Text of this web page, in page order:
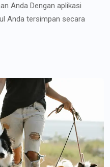
Anda Dengan aplikasi
Anda tersimpan secara